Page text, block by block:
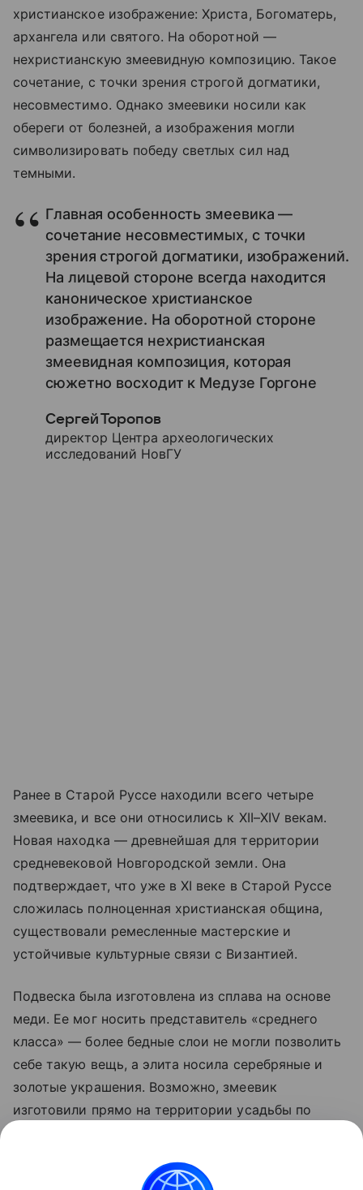
христианское изображение: Христа, Богоматерь,
архангела или святого. На оборотной —
нехристианскую змеевидную композицию. Такое
сочетание, с точки зрения строгой догматики,
несовместимо. Однако змеевики носили как
обереги от болезней, а изображения могли
символизировать победу светлых сил над
темными.
Главная особенность змеевика —
сочетание несовместимых, с точки
зрения строгой догматики, изображений.
На лицевой стороне всегда находится
каноническое христианское
изображение. На оборотной стороне
размещается нехристианская
змеевидная композиция, которая
сюжетно восходит к Медузе Горгоне
Сергей Торопов
директор Центра археологических
исследований НовГУ
Ранее в Старой Руссе находили всего четыре
змеевика, и все они относились к XII–XIV векам.
Новая находка — древнейшая для территории
средневековой Новгородской земли. Она
подтверждает, что уже в XI веке в Старой Руссе
сложилась полноценная христианская община,
существовали ремесленные мастерские и
устойчивые культурные связи с Византией.
Подвеска была изготовлена из сплава на основе
меди. Ее мог носить представитель «среднего
класса» — более бедные слои не могли позволить
себе такую вещь, а элита носила серебряные и
золотые украшения. Возможно, змеевик
изготовили прямо на территории усадьбы по
писалао том, что в Старой Руссе